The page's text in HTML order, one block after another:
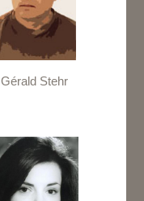
Gérald Stehr